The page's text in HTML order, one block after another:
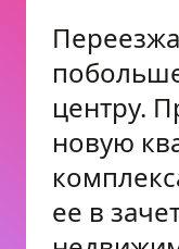
центру.
новую
ее в